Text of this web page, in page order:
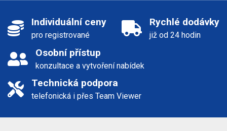
Individuální ceny
pro registrované
Rychlé dodávky
již od 24 hodin
Osobní přístup
konzultace a vytvoření nabídek
Technická podpora
telefonická i přes Team Viewer